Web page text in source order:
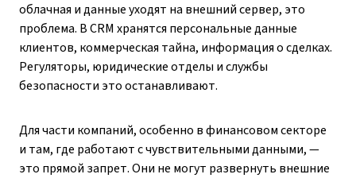
облачная и данные уходят на внешний сервер, это
проблема. В CRM хранятся персональные данные
клиентов, коммерческая тайна, информация о сделках.
Регуляторы, юридические отделы и службы
безопасности это останавливают.
Для части компаний, особенно в финансовом секторе
и там, где работают с чувствительными данными, —
это прямой запрет. Они не могут развернуть внешние